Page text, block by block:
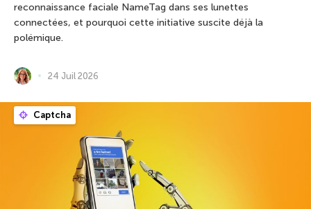
reconnaissance faciale NameTag dans ses lunettes
connectées, et pourquoi cette initiative suscite déjà la
polémique.
24 Juil 2026
Captcha